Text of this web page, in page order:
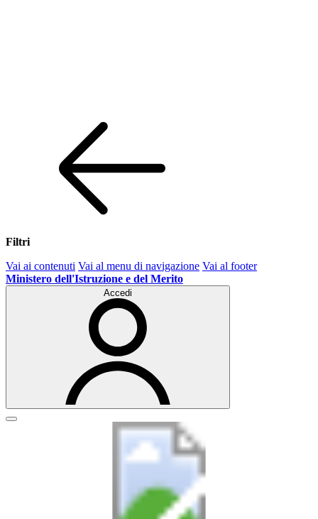
Filtri
Vai ai contenuti Vai al menu di navigazione Vai al footer
Ministero dell'Istruzione e del Merito
Accedi